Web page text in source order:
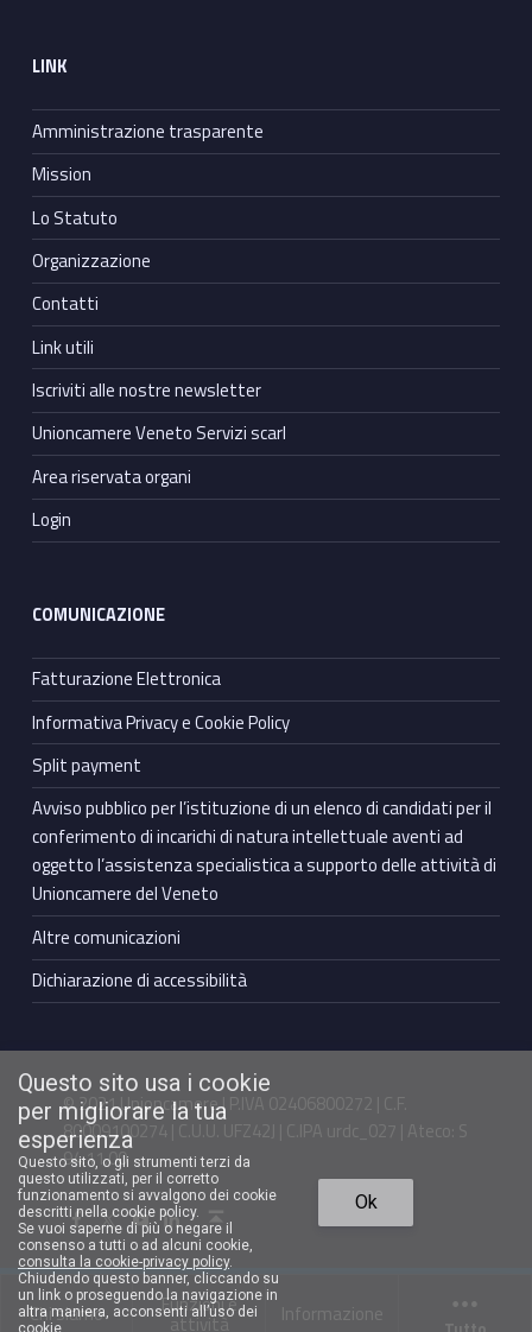
Chi siamo Funzioni e
attività Informazione
LINK
Amministrazione trasparente
Mission
Lo Statuto
Organizzazione
Contatti
Link utili
Iscriviti alle nostre newsletter
Unioncamere Veneto Servizi scarl
Area riservata organi
Login
COMUNICAZIONE
Fatturazione Elettronica
Informativa Privacy e Cookie Policy
Split payment
Avviso pubblico per l’istituzione di un elenco di candidati per il
conferimento di incarichi di natura intellettuale aventi ad
oggetto l’assistenza specialistica a supporto delle attività di
Unioncamere del Veneto
Altre comunicazioni
Dichiarazione di accessibilità
© 2021 Unioncamere | P.IVA 02406800272 | C.F.
80009100274 | C.U.U. UFZ42J | C.IPA urdc_027 | Ateco: S
94.11.00
Facebook Unioncamere VenetoTwitter Unioncamere VenetoYoutube Unioncamere VenetoLinkedin Unioncamere Veneto Torna in cima ↑
Questo sito usa i cookie
per migliorare la tua
esperienza
Questo sito, o gli strumenti terzi da
questo utilizzati, per il corretto
funzionamento si avvalgono dei cookie
descritti nella cookie policy.
Se vuoi saperne di più o negare il
consenso a tutti o ad alcuni cookie,
consulta la cookie-privacy policy.
Chiudendo questo banner, cliccando su
un link o proseguendo la navigazione in
altra maniera, acconsenti all’uso dei
cookie.
Ok